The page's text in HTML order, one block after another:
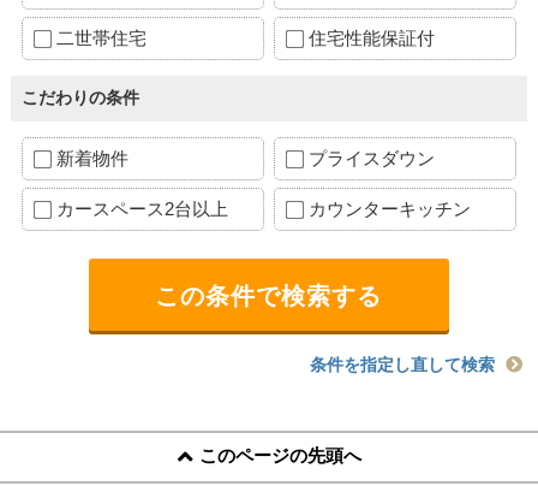
二世帯住宅 住宅性能保証付
こだわりの条件
新着物件 プライスダウン
カースペース2台以上 カウンターキッチン
条件を指定し直して検索
このページの先頭へ